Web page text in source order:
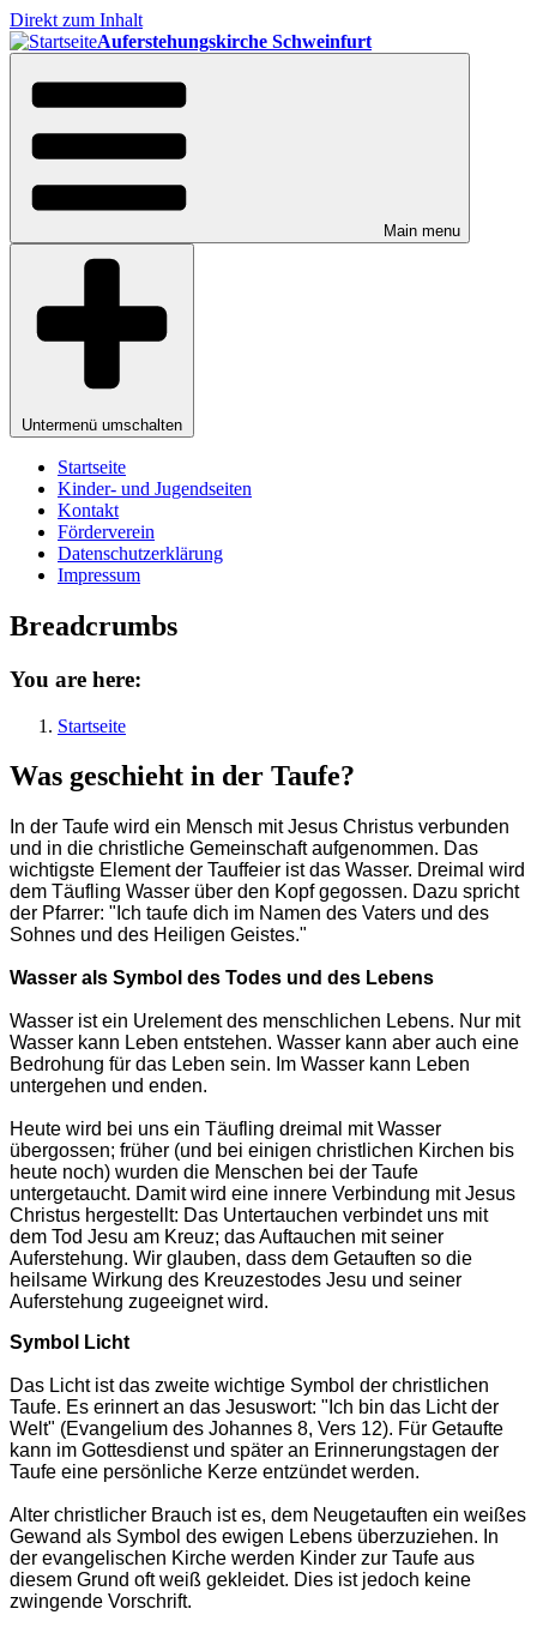
Direkt zum Inhalt
Auferstehungskirche Schweinfurt
Main menu
Untermenü umschalten
Startseite
Kinder- und Jugendseiten
Kontakt
Förderverein
Datenschutzerklärung
Impressum
Breadcrumbs
You are here:
Startseite
Was geschieht in der Taufe?
In der Taufe wird ein Mensch mit Jesus Christus verbunden
und in die christliche Gemeinschaft aufgenommen. Das
wichtigste Element der Tauffeier ist das Wasser. Dreimal wird
dem Täufling Wasser über den Kopf gegossen. Dazu spricht
der Pfarrer: "Ich taufe dich im Namen des Vaters und des
Sohnes und des Heiligen Geistes."
Wasser als Symbol des Todes und des Lebens
Wasser ist ein Urelement des menschlichen Lebens. Nur mit
Wasser kann Leben entstehen. Wasser kann aber auch eine
Bedrohung für das Leben sein. Im Wasser kann Leben
untergehen und enden.
Heute wird bei uns ein Täufling dreimal mit Wasser
übergossen; früher (und bei einigen christlichen Kirchen bis
heute noch) wurden die Menschen bei der Taufe
untergetaucht. Damit wird eine innere Verbindung mit Jesus
Christus hergestellt: Das Untertauchen verbindet uns mit
dem Tod Jesu am Kreuz; das Auftauchen mit seiner
Auferstehung. Wir glauben, dass dem Getauften so die
heilsame Wirkung des Kreuzestodes Jesu und seiner
Auferstehung zugeeignet wird.
Symbol Licht
Das Licht ist das zweite wichtige Symbol der christlichen
Taufe. Es erinnert an das Jesuswort: "Ich bin das Licht der
Welt" (Evangelium des Johannes 8, Vers 12). Für Getaufte
kann im Gottesdienst und später an Erinnerungstagen der
Taufe eine persönliche Kerze entzündet werden.
Alter christlicher Brauch ist es, dem Neugetauften ein weißes
Gewand als Symbol des ewigen Lebens überzuziehen. In
der evangelischen Kirche werden Kinder zur Taufe aus
diesem Grund oft weiß gekleidet. Dies ist jedoch keine
zwingende Vorschrift.